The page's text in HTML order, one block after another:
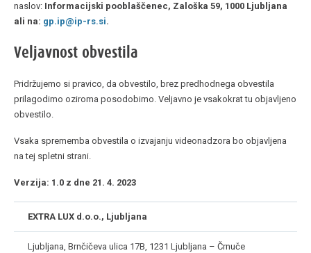
naslov: Informacijski pooblaščenec, Zaloška 59, 1000 Ljubljana
ali na: gp.ip@ip-rs.si.
Veljavnost obvestila
Pridržujemo si pravico, da obvestilo, brez predhodnega obvestila
prilagodimo oziroma posodobimo. Veljavno je vsakokrat tu objavljeno
obvestilo.
Vsaka sprememba obvestila o izvajanju videonadzora bo objavljena
na tej spletni strani.
Verzija: 1.0 z dne 21. 4. 2023
EXTRA LUX d.o.o., Ljubljana
Ljubljana, Brnčičeva ulica 17B, 1231 Ljubljana – Črnuče